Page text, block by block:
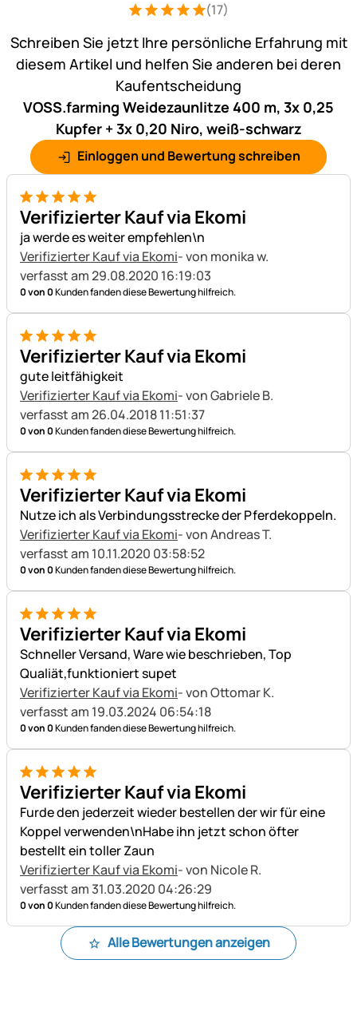
Bewertung: 5 von 5 (17 Bewertungen)
17 Bewertungen
(17)
Schreiben Sie jetzt Ihre persönliche Erfahrung mit
diesem Artikel und helfen Sie anderen bei deren
Kaufentscheidung
VOSS.farming Weidezaunlitze 400 m, 3x 0,25
Kupfer + 3x 0,20 Niro, weiß-schwarz
Einloggen und Bewertung schreiben
5 von 5
Verifizierter Kauf via Ekomi
ja werde es weiter empfehlen\n
Verifizierter Kauf via Ekomi- von monika w.
verfasst am 29.08.2020 16:19:03
0 von 0Kunden fanden diese Bewertung hilfreich.
5 von 5
Verifizierter Kauf via Ekomi
gute leitfähigkeit
Verifizierter Kauf via Ekomi- von Gabriele B.
verfasst am 26.04.2018 11:51:37
0 von 0Kunden fanden diese Bewertung hilfreich.
5 von 5
Verifizierter Kauf via Ekomi
Nutze ich als Verbindungsstrecke der Pferdekoppeln.
Verifizierter Kauf via Ekomi- von Andreas T.
verfasst am 10.11.2020 03:58:52
0 von 0Kunden fanden diese Bewertung hilfreich.
5 von 5
Verifizierter Kauf via Ekomi
Schneller Versand, Ware wie beschrieben, Top
Qualiät,funktioniert supet
Verifizierter Kauf via Ekomi- von Ottomar K.
verfasst am 19.03.2024 06:54:18
0 von 0Kunden fanden diese Bewertung hilfreich.
5 von 5
Verifizierter Kauf via Ekomi
Furde den jederzeit wieder bestellen der wir für eine
Koppel verwenden\nHabe ihn jetzt schon öfter
bestellt ein toller Zaun
Verifizierter Kauf via Ekomi- von Nicole R.
verfasst am 31.03.2020 04:26:29
0 von 0Kunden fanden diese Bewertung hilfreich.
Alle Bewertungen anzeigen